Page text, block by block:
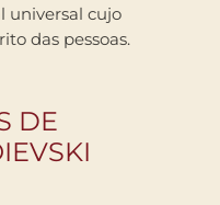
universal cujo
das pessoas.
DE